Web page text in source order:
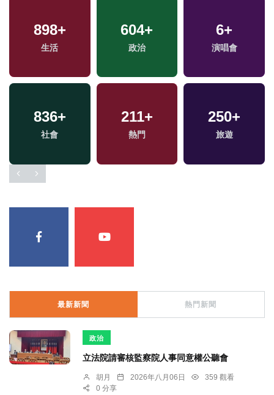
898+
生活
604+
政治
6+
演唱會
836+
社會
211+
熱門
250+
旅遊
最新新聞 熱門新聞
政治
立法院請審核監察院人事同意權公聽會
胡月 2026年八月06日
359 觀看
0 分享